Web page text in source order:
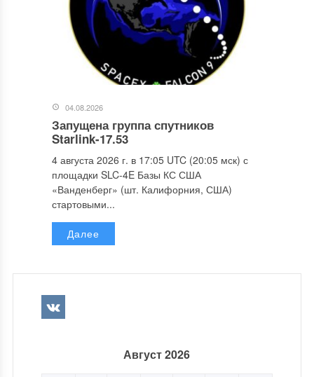
04.08.2026
Запущена группа спутников
Starlink-17.53
4 августа 2026 г. в 17:05 UTC (20:05 мск) с
площадки SLC-4E Базы КС США
«Ванденберг» (шт. Калифорния, США)
стартовыми...
Далее
Август 2026